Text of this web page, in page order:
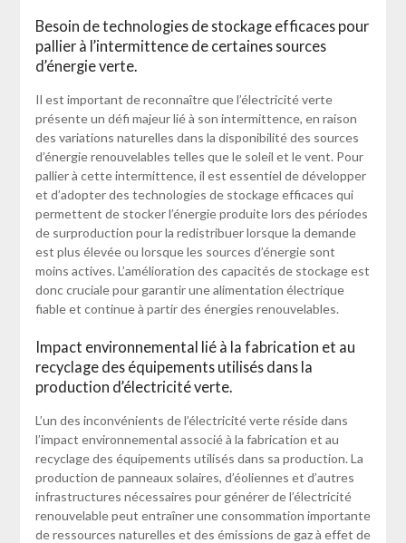
Besoin de technologies de stockage efficaces pour
pallier à l’intermittence de certaines sources
d’énergie verte.
Il est important de reconnaître que l’électricité verte
présente un défi majeur lié à son intermittence, en raison
des variations naturelles dans la disponibilité des sources
d’énergie renouvelables telles que le soleil et le vent. Pour
pallier à cette intermittence, il est essentiel de développer
et d’adopter des technologies de stockage efficaces qui
permettent de stocker l’énergie produite lors des périodes
de surproduction pour la redistribuer lorsque la demande
est plus élevée ou lorsque les sources d’énergie sont
moins actives. L’amélioration des capacités de stockage est
donc cruciale pour garantir une alimentation électrique
fiable et continue à partir des énergies renouvelables.
Impact environnemental lié à la fabrication et au
recyclage des équipements utilisés dans la
production d’électricité verte.
L’un des inconvénients de l’électricité verte réside dans
l’impact environnemental associé à la fabrication et au
recyclage des équipements utilisés dans sa production. La
production de panneaux solaires, d’éoliennes et d’autres
infrastructures nécessaires pour générer de l’électricité
renouvelable peut entraîner une consommation importante
de ressources naturelles et des émissions de gaz à effet de